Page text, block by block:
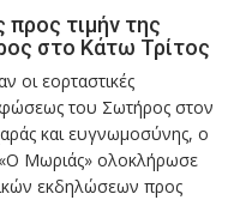
προς τιμήν της
στο Κάτω Τρίτος
οι εορταστικές
του Σωτήρος στον
και ευγνωμοσύνης, ο
Μωριάς» ολοκλήρωσε
εκδηλώσεων προς